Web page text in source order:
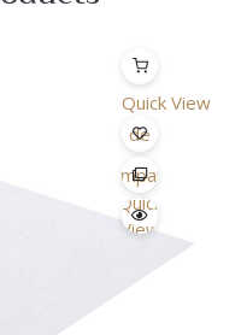
Quick View
Lista
de
Desejo
Comparar
Quick
View